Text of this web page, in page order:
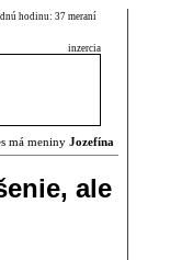
hodinu: 37 meraní
inzercia
má meniny Jozefína
ale